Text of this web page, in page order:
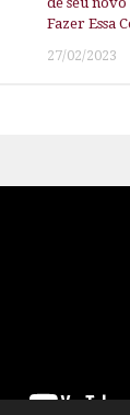
Fazer Essa
27/02/2023